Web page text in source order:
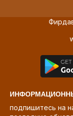
подпишитесь на